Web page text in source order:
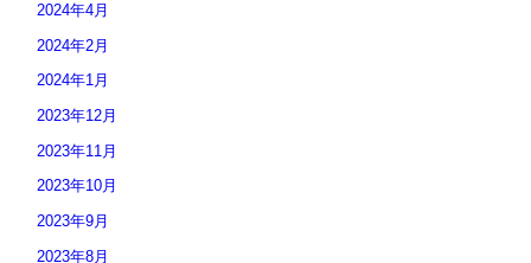
2024年4月
2024年2月
2024年1月
2023年12月
2023年11月
2023年10月
2023年9月
2023年8月